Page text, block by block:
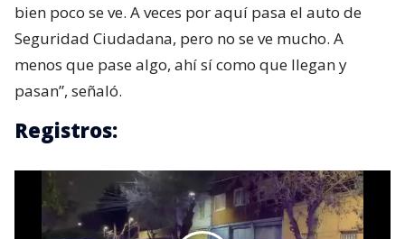
bien poco se ve. A veces por aquí pasa el auto de
Seguridad Ciudadana, pero no se ve mucho. A
menos que pase algo, ahí sí como que llegan y
pasan”, señaló.
Registros: